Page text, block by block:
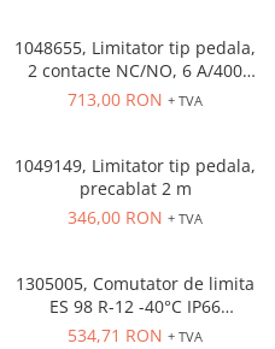
Router si switch-uri industriale
Afisoare digitale
Senzori fotoelectrici
Senzori inductivi
Senzori magnetici-rezistivi
TRIO-PS
TRIO-UPS
Butoane si accesorii
Lampa multi LED
pentru motor
Direct-On-Line Starters
1048655, Limitator tip pedala,
2 contacte NC/NO, 6 A/400
VAC
713,00 RON + TVA
1049149, Limitator tip pedala,
precablat 2 m
346,00 RON + TVA
1305005, Comutator de limita
ES 98 R-12 -40°C IP66
EXTREME
534,71 RON + TVA